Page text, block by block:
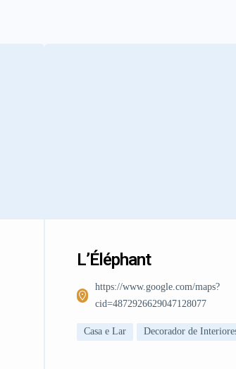
L’Éléphant
https://www.google.com/maps?
cid=4872926629047128077
Casa e Lar Decorador de